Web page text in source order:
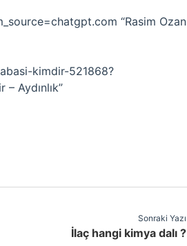
“Rasim Ozan
kimdir-521868?
Aydınlık”
Sonraki Yazı
İlaç hangi kimya dalı ?